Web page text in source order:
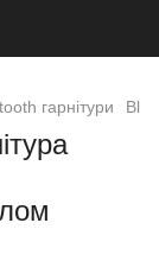
гарнітури